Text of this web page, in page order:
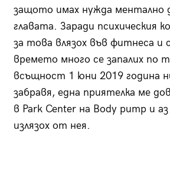
защото имах нужда ментално
главата. Заради психическия
за това влязох във фитнеса и
времето много се запалих по
всъщност 1 юни 2019 година
забравя, една приятелка ме
в Park Center на Body pump и
излязох от нея.